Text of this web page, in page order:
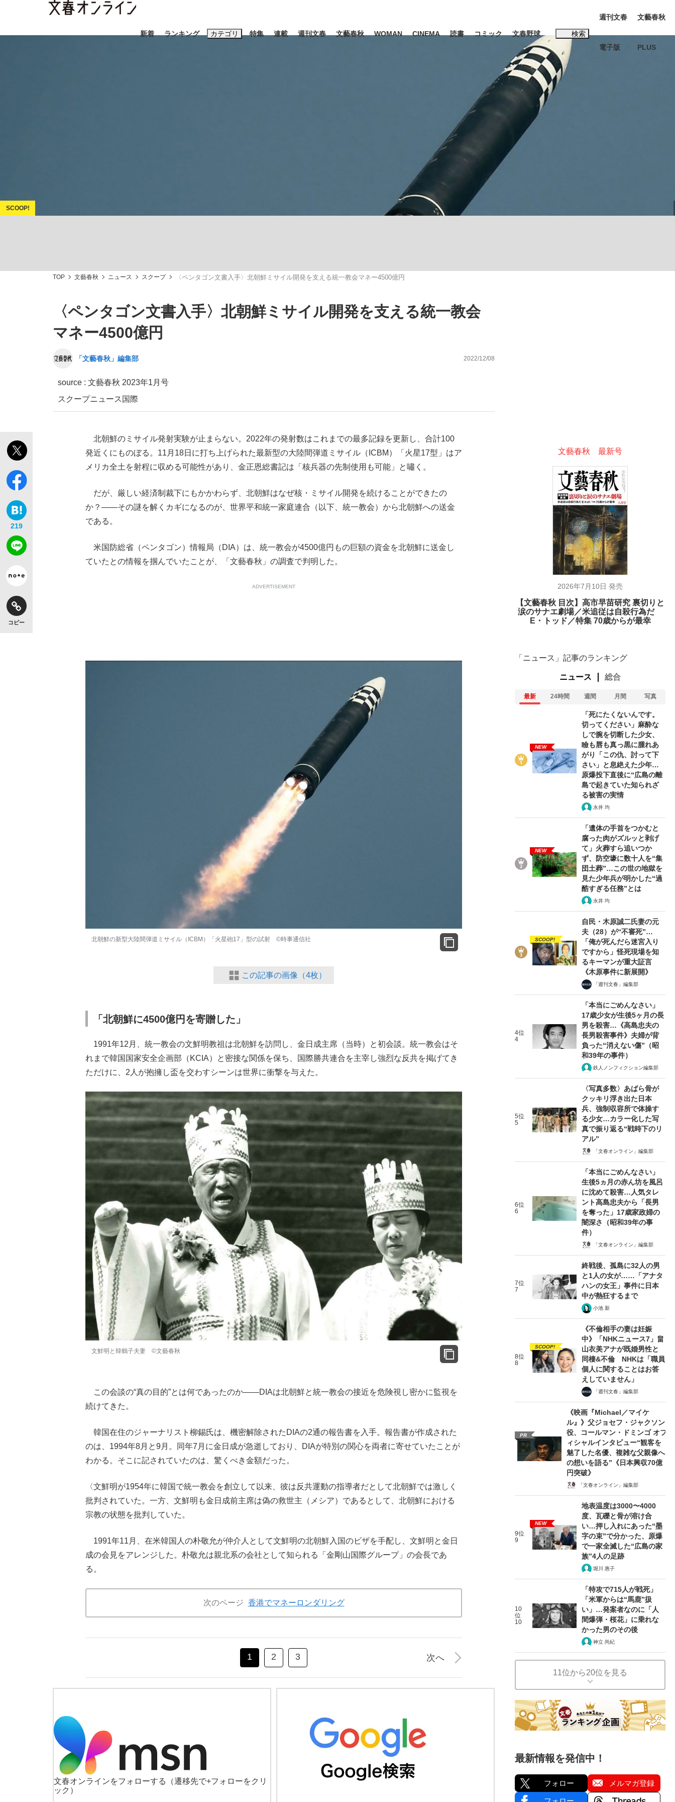
新着 ランキング カテゴリ
読書
「最悪の空気のまま解散」WBC日本代表“敗戦”の真実 選手が明かす...
「敗因分析は一切聞かれなかった」侍ジャパン選手が証言した“NPB聞... 「クマが悪者扱いされているのが悲しい」『北の国から』倉本聰氏（91...
「目標達成できなかったからと言って…」サッカー日本代表・森保一監督...
もっと見る
特集
観る将棋、読む将棋
キングの誕生を、目撃せよ。
the Style
連載 週刊文春 文藝春秋 WOMAN CINEMA 読書 コミック 文春野球 検索
#松田聖子
週刊文春
電子版
文藝春秋
PLUS
TOP 文藝春秋 ニュース スクープ 〈ペンタゴン文書入手〉北朝鮮ミサイル開発を支える統一教会マネー4500億円
〈ペンタゴン文書入手〉北朝鮮ミサイル開発を支える統一教会
マネー4500億円
「文藝春秋」編集部 2022/12/08
source : 文藝春秋 2023年1月号
スクープニュース 国際
219
コピー
北朝鮮のミサイル発射実験が止まらない。2022年の発射数はこれまでの最多記録を更新し、合計100
発近くにものぼる。11月18日に打ち上げられた最新型の大陸間弾道ミサイル（ICBM）「火星17型」はア
メリカ全土を射程に収める可能性があり、金正恩総書記は「核兵器の先制使用も可能」と嘯く。
だが、厳しい経済制裁下にもかかわらず、北朝鮮はなぜ核・ミサイル開発を続けることができたの
か？――その謎を解くカギになるのが、世界平和統一家庭連合（以下、統一教会）から北朝鮮への送金
である。
米国防総省（ペンタゴン）情報局（DIA）は、統一教会が4500億円もの巨額の資金を北朝鮮に送金し
ていたとの情報を掴んでいたことが、「文藝春秋」の調査で判明した。
ADVERTISEMENT
北朝鮮の新型大陸間弾道ミサイル（ICBM）「火星砲17」型の試射 ©時事通信社
この記事の画像（4枚）
「北朝鮮に4500億円を寄贈した」
1991年12月、統一教会の文鮮明教祖は北朝鮮を訪問し、金日成主席（当時）と初会談。統一教会はそ
れまで韓国国家安全企画部（KCIA）と密接な関係を保ち、国際勝共連合を主宰し強烈な反共を掲げてき
ただけに、2人が抱擁し盃を交わすシーンは世界に衝撃を与えた。
文鮮明と韓鶴子夫妻 ©文藝春秋
この会談の“真の目的”とは何であったのか――DIAは北朝鮮と統一教会の接近を危険視し密かに監視を
続けてきた。
韓国在住のジャーナリスト柳錫氏は、機密解除されたDIAの2通の報告書を入手。報告書が作成された
のは、1994年8月と9月。同年7月に金日成が急逝しており、DIAが特別の関心を両者に寄せていたことが
わかる。そこに記されていたのは、驚くべき金額だった。
〈文鮮明が1954年に韓国で統一教会を創立して以来、彼は反共運動の指導者だとして北朝鮮では激しく
批判されていた。一方、文鮮明も金日成前主席は偽の救世主（メシア）であるとして、北朝鮮における
宗教の状態を批判していた。
1991年11月、在米韓国人の朴敬允が仲介人として文鮮明の北朝鮮入国のビザを手配し、文鮮明と金日
成の会見をアレンジした。朴敬允は親北系の会社として知られる「金剛山国際グループ」の会長であ
る。
次のページ 香港でマネーロンダリング
1 2 3 次へ
文春オンラインをフォローする
（遷移先で+フォローをクリ
ック）
文藝春秋 最新号
2026年7月10日 発売
【文藝春秋 目次】高市早苗研究 裏切りと
涙のサナエ劇場／米追従は自殺行為だ
E・トッド／特集 70歳からが最幸
「ニュース」記事のランキング
ニュース 総合
最新 24時間 週間 月間 写真
NEW
「死にたくないんです。
切ってください」麻酔な
しで腕を切断した少女、
瞼も唇も真っ黒に腫れあ
がり「この仇、討って下
さい」と息絶えた少年…
原爆投下直後に“広島の離
島で起きていた知られざ
る被害の実情
永井 均
NEW
「遺体の手首をつかむと
腐った肉がズルッと剥げ
て」火葬すら追いつか
ず、防空壕に数十人を“集
団土葬”…この世の地獄を
見た少年兵が明かした“過
酷すぎる任務”とは
永井 均
SCOOP!
自民・木原誠二氏妻の元
夫（28）が“不審死”…
「俺が死んだら迷宮入り
ですから」怪死現場を知
るキーマンが重大証言
《木原事件に新展開》
「週刊文春」編集部
4位
4
「本当にごめんなさい」
17歳少女が生後5ヶ月の長
男を殺害…《高島忠夫の
長男殺害事件》夫婦が背
負った“消えない傷”（昭
和39年の事件）
鉄人ノンフィクション編集部
5位
5
〈写真多数〉あばら骨が
クッキリ浮き出た日本
兵、強制収容所で体操す
る少女…カラー化した写
真で振り返る“戦時下のリ
アル”
「文春オンライン」編集部
6位
6
「本当にごめんなさい」
生後5ヵ月の赤ん坊を風呂
に沈めて殺害…人気タレ
ント高島忠夫から「長男
を奪った」17歳家政婦の
闇深さ（昭和39年の事
件）
「文春オンライン」編集部
7位
7
終戦後、孤島に32人の男
と1人の女が……「アナタ
ハンの女王」事件に日本
中が熱狂するまで
小池 新
8位
8
SCOOP!
《不倫相手の妻は妊娠
中》「NHKニュース7」畠
山衣美アナが既婚男性と
同棲&不倫 NHKは「職員
個人に関することはお答
えしていません」
「週刊文春」編集部
PR
《映画『Michael／マイケ
ル』》父ジョセフ・ジャクソン
役、コールマン・ドミンゴ オフ
ィシャルインタビュー“観客を
魅了した名優、複雑な父親像へ
の想いを語る”《日本興収70億
円突破》
「文春オンライン」編集部
9位
9
NEW
地表温度は3000〜4000
度、瓦礫と骨が溶け合
い…押し入れにあった“墨
字の束”で分かった、原爆
で一家全滅した“広島の家
族”4人の足跡
堀川 惠子
10
位
10
「特攻で715人が戦死」
「米軍からは“馬鹿”扱
い」…発案者なのに「人
間爆弾・桜花」に乗れな
かった男のその後
神立 尚紀
11位から20位を見る
最新情報を発信中！
フォロー メルマガ登録